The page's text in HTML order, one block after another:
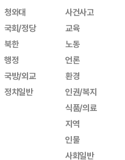
청와대
국회/정당
북한
행정
국방/외교
정치일반
사건사고
교육
노동
언론
환경
인권/복지
식품/의료
지역
인물
사회일반